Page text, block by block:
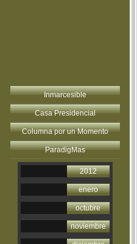
Inmarcesible
Casa Presidencial
Columna por un Momento
ParadigMas
2012
enero
octubre
noviembre